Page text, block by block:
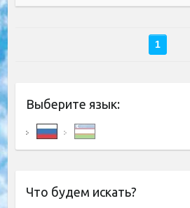
1
Выберите язык:
Что будем искать?